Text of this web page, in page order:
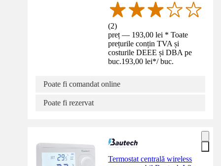
(2)
preț — 193,00 lei * Toate
prețurile conțin TVA și
costurile DEEE și DBA pe
buc.193,00 lei*/ buc.
Poate fi comandat online
Poate fi rezervat
Termostat centrală wireless